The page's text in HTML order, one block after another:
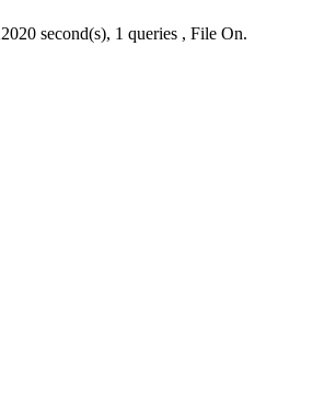
second(s), 1 queries , File On.